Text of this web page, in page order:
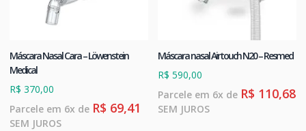
Máscara Nasal Cara – Löwenstein
Medical
R$ 370,00
Parcele em 6x de R$ 69,41
SEM JUROS
Máscara nasal Airtouch N20 – Resmed
R$ 590,00
Parcele em 6x de R$ 110,68
SEM JUROS